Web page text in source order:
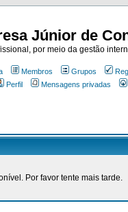
Júnior de
por meio da gestão
Membros Grupos
Perfil Mensagens privadas
Por favor tente mais tarde.